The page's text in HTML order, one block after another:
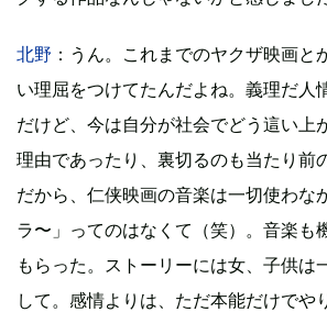
北野 ：うん。これまでのヤクザ映画と
い理屈をつけてたんだよね。義理だ人
だけど、今は自分が社会でどう這い上
理由であったり、裏切るのも当たり前
だから、仁侠映画の音楽は一切使わな
ラ〜」ってのはなくて（笑）。音楽も
もらった。ストーリーには女、子供は
して。感情よりは、ただ本能だけでや